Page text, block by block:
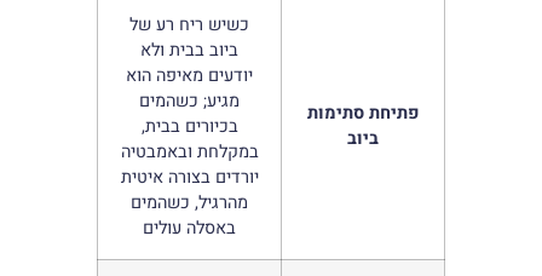
פתיחת סתימות
ביוב
כשיש ריח רע של
ביוב בבית ולא
יודעים מאיפה הוא
מגיע; כשהמים
בכיורים בבית,
במקלחת ובאמבטיה
יורדים בצורה איטית
מהרגיל, כשהמים
באסלה עולים